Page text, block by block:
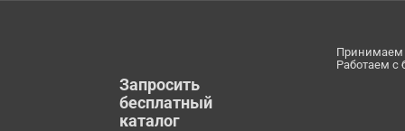
Запросить
бесплатный
каталог
Принимаем
Работаем